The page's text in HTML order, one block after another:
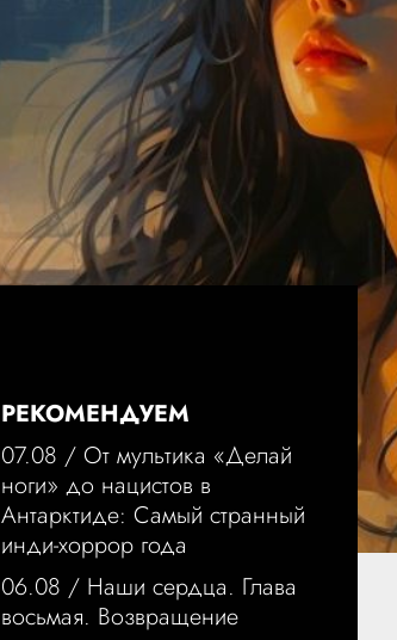
РЕКОМЕНДУЕМ
07.08 / От мультика «Делай
ноги» до нацистов в
Антарктиде: Самый странный
инди-хоррор года
06.08 / Наши сердца. Глава
восьмая. Возвращение